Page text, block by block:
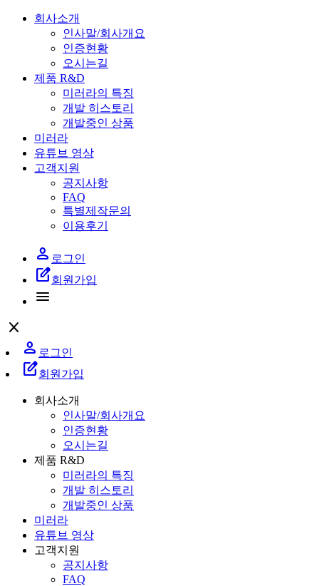
회사소개
인사말/회사개요
인증현황
오시는길
제품 R&D
미러라의 특징
개발 히스토리
개발중인 상품
미러라
유튜브 영상
고객지원
공지사항
FAQ
특별제작문의
이용후기
person 로그인
edit_square회원가입
menu
close
person 로그인
edit_square회원가입
회사소개
인사말/회사개요
인증현황
오시는길
제품 R&D
미러라의 특징
개발 히스토리
개발중인 상품
미러라
유튜브 영상
고객지원
공지사항
FAQ